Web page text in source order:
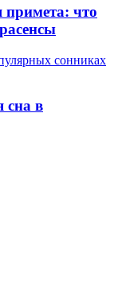
что
сонниках
сна в